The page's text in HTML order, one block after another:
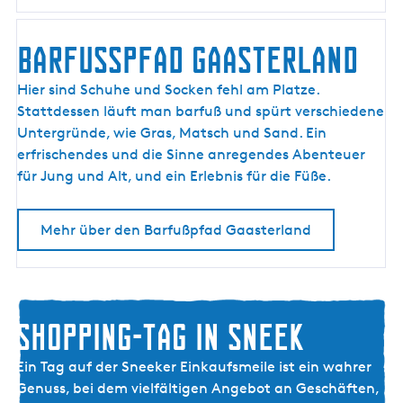
A
R
D
E
N
BARFUSSPFAD GAASTERLAND
B
A
R
F
U
D
G
A
A
S
Hier sind Schuhe und Socken fehl am Platze.
Stattdessen läuft man barfuß und spürt verschiedene
Untergründe, wie Gras, Matsch und Sand. Ein
erfrischendes und die Sinne anregendes Abenteuer
für Jung und Alt, und ein Erlebnis für die Füße.
Mehr über den Barfußpfad Gaasterland
SHOPPING-TAG IN SNEEK
S
H
Ein Tag auf der Sneeker Einkaufsmeile ist ein wahrer
Genuss, bei dem vielfältigen Angebot an Geschäften,